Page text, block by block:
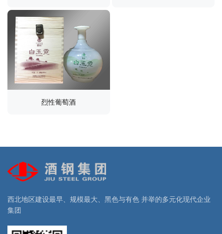
烈性葡萄酒
西北地区建设最早、规模最大、黑色与有色 并举的多元化现代企业
集团